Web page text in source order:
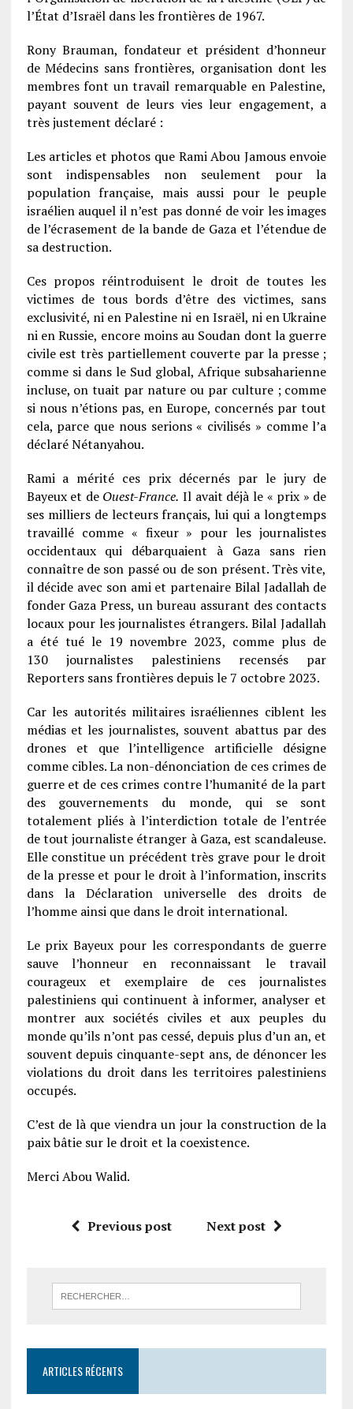
l’État d’Israël dans les frontières de 1967.
Rony Brauman, fondateur et président d’honneur
de Médecins sans frontières, organisation dont les
membres font un travail remarquable en Palestine,
payant souvent de leurs vies leur engagement, a
très justement déclaré :
Les articles et photos que Rami Abou Jamous envoie
sont indispensables non seulement pour la
population française, mais aussi pour le peuple
israélien auquel il n’est pas donné de voir les images
de l’écrasement de la bande de Gaza et l’étendue de
sa destruction.
Ces propos réintroduisent le droit de toutes les
victimes de tous bords d’être des victimes, sans
exclusivité, ni en Palestine ni en Israël, ni en Ukraine
ni en Russie, encore moins au Soudan dont la guerre
civile est très partiellement couverte par la presse ;
comme si dans le Sud global, Afrique subsaharienne
incluse, on tuait par nature ou par culture ; comme
si nous n’étions pas, en Europe, concernés par tout
cela, parce que nous serions « civilisés » comme l’a
déclaré Nétanyahou.
Rami a mérité ces prix décernés par le jury de
Bayeux et de Ouest-France. Il avait déjà le « prix » de
ses milliers de lecteurs français, lui qui a longtemps
travaillé comme « fixeur » pour les journalistes
occidentaux qui débarquaient à Gaza sans rien
connaître de son passé ou de son présent. Très vite,
il décide avec son ami et partenaire Bilal Jadallah de
fonder Gaza Press, un bureau assurant des contacts
locaux pour les journalistes étrangers. Bilal Jadallah
a été tué le 19 novembre 2023, comme plus de
130 journalistes palestiniens recensés par
Reporters sans frontières depuis le 7 octobre 2023.
Car les autorités militaires israéliennes ciblent les
médias et les journalistes, souvent abattus par des
drones et que l’intelligence artificielle désigne
comme cibles. La non-dénonciation de ces crimes de
guerre et de ces crimes contre l’humanité de la part
des gouvernements du monde, qui se sont
totalement pliés à l’interdiction totale de l’entrée
de tout journaliste étranger à Gaza, est scandaleuse.
Elle constitue un précédent très grave pour le droit
de la presse et pour le droit à l’information, inscrits
dans la Déclaration universelle des droits de
l’homme ainsi que dans le droit international.
Le prix Bayeux pour les correspondants de guerre
sauve l’honneur en reconnaissant le travail
courageux et exemplaire de ces journalistes
palestiniens qui continuent à informer, analyser et
montrer aux sociétés civiles et aux peuples du
monde qu’ils n’ont pas cessé, depuis plus d’un an, et
souvent depuis cinquante-sept ans, de dénoncer les
violations du droit dans les territoires palestiniens
occupés.
C’est de là que viendra un jour la construction de la
paix bâtie sur le droit et la coexistence.
Merci Abou Walid.
Previous post Next post
ARTICLES RÉCENTS